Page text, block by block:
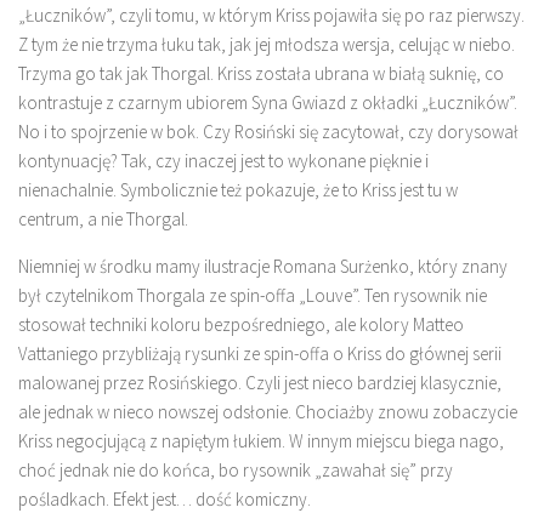
„Łuczników”, czyli tomu, w którym Kriss pojawiła się po raz pierwszy.
Z tym że nie trzyma łuku tak, jak jej młodsza wersja, celując w niebo.
Trzyma go tak jak Thorgal. Kriss została ubrana w białą suknię, co
kontrastuje z czarnym ubiorem Syna Gwiazd z okładki „Łuczników”.
No i to spojrzenie w bok. Czy Rosiński się zacytował, czy dorysował
kontynuację? Tak, czy inaczej jest to wykonane pięknie i
nienachalnie. Symbolicznie też pokazuje, że to Kriss jest tu w
centrum, a nie Thorgal.
Niemniej w środku mamy ilustracje Romana Surżenko, który znany
był czytelnikom Thorgala ze spin-offa „Louve”. Ten rysownik nie
stosował techniki koloru bezpośredniego, ale kolory Matteo
Vattaniego przybliżają rysunki ze spin-offa o Kriss do głównej serii
malowanej przez Rosińskiego. Czyli jest nieco bardziej klasycznie,
ale jednak w nieco nowszej odsłonie. Chociażby znowu zobaczycie
Kriss negocjującą z napiętym łukiem. W innym miejscu biega nago,
choć jednak nie do końca, bo rysownik „zawahał się” przy
pośladkach. Efekt jest… dość komiczny.